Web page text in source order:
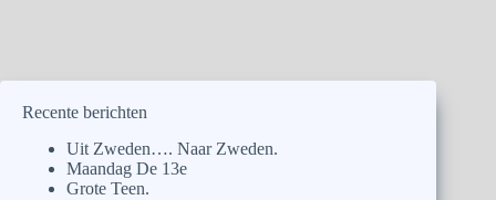
Recente berichten
Uit Zweden…. Naar Zweden.
Maandag De 13e
Grote Teen.